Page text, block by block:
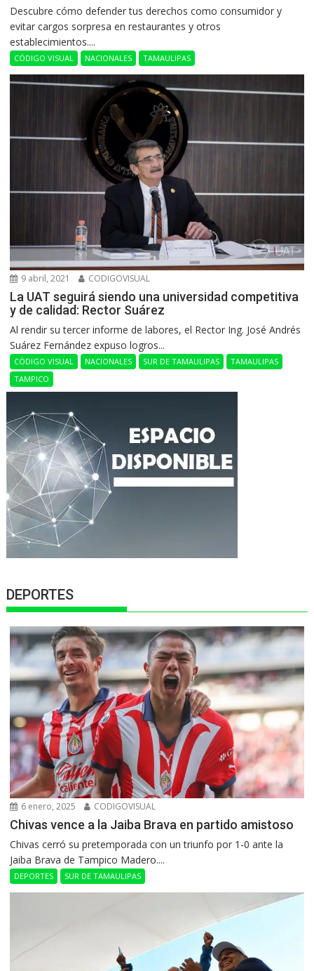
Descubre cómo defender tus derechos como consumidor y
evitar cargos sorpresa en restaurantes y otros
establecimientos....
CÓDIGO VISUAL NACIONALES TAMAULIPAS
9 abril, 2021 CODIGOVISUAL
La UAT seguirá siendo una universidad competitiva
y de calidad: Rector Suárez
Al rendir su tercer informe de labores, el Rector Ing. José Andrés
Suárez Fernández expuso logros...
CÓDIGO VISUAL NACIONALES SUR DE TAMAULIPAS
TAMAULIPAS
TAMPICO
DEPORTES
6 enero, 2025 CODIGOVISUAL
Chivas vence a la Jaiba Brava en partido amistoso
Chivas cerró su pretemporada con un triunfo por 1-0 ante la
Jaiba Brava de Tampico Madero....
DEPORTES SUR DE TAMAULIPAS